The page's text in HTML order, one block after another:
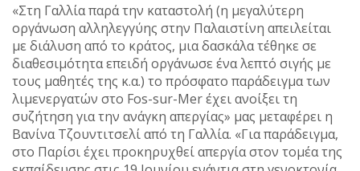
«Στη Γαλλία παρά την καταστολή (η μεγαλύτερη
οργάνωση αλληλεγγύης στην Παλαιστίνη απειλείται
με διάλυση από το κράτος, μια δασκάλα τέθηκε σε
διαθεσιμότητα επειδή οργάνωσε ένα λεπτό σιγής με
τους μαθητές της κ.α.) το πρόσφατο παράδειγμα των
λιμενεργατών στο Fos-sur-Mer έχει ανοίξει τη
συζήτηση για την ανάγκη απεργίας» μας μεταφέρει η
Βανίνα Τζουντιτσελί από τη Γαλλία. «Για παράδειγμα,
στο Παρίσι έχει προκηρυχθεί απεργία στον τομέα της